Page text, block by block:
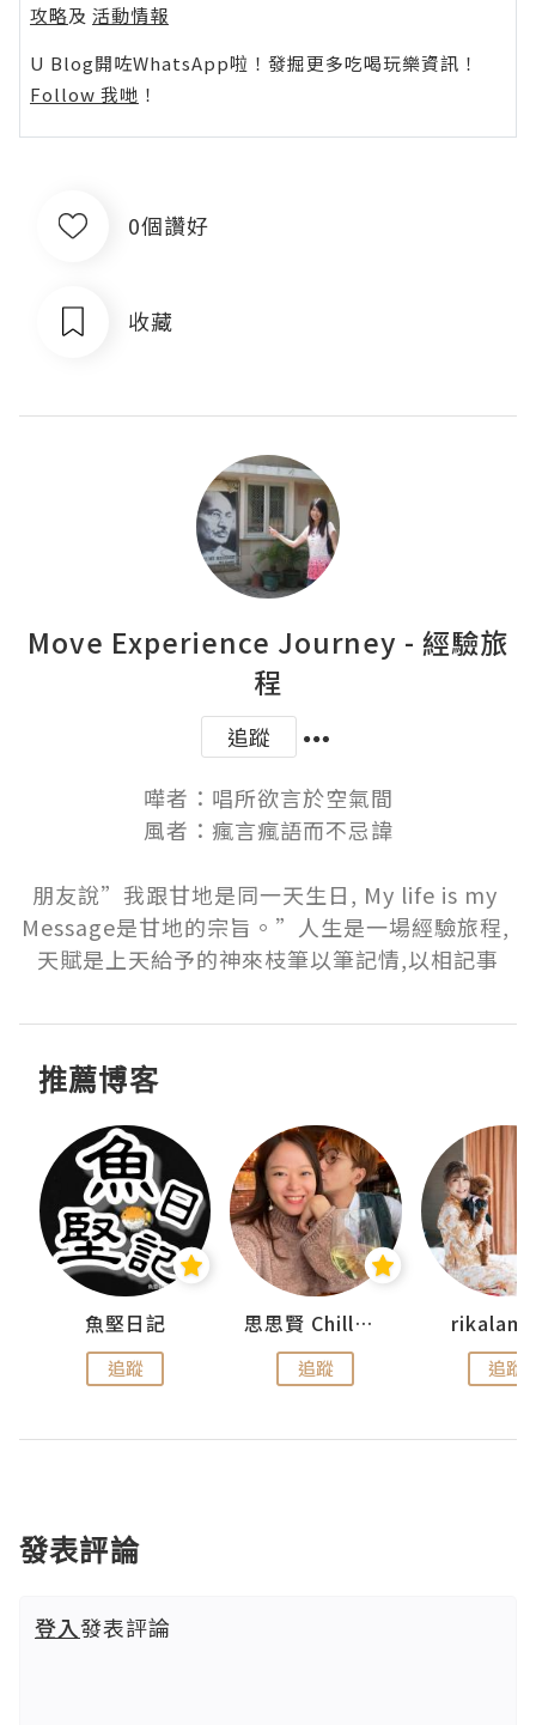
攻略及 活動情報
U Blog開咗WhatsApp啦！發掘更多吃喝玩樂資訊！
Follow 我哋 ！
0個讚好
收藏
Move Experience Journey - 經驗旅
程
追蹤
嘩者：唱所欲言於空氣間
風者：瘋言瘋語而不忌諱
朋友說”我跟甘地是同一天生日, My life is my
Message是甘地的宗旨。”人生是一場經驗旅程,
天賦是上天給予的神來枝筆以筆記情,以相記事
推薦博客
魚堅日記
追蹤
思思賢 ChillMyBabe
追蹤 追蹤
發表評論
登入發表評論